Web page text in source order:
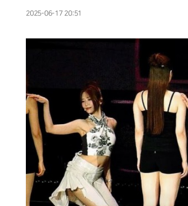
2025-06-17 20:51